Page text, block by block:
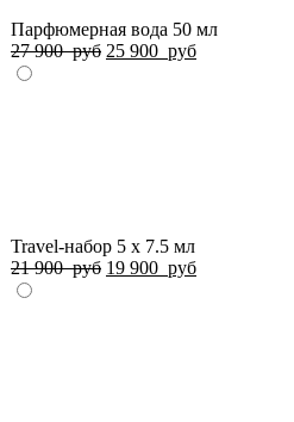
Парфюмерная вода 50 мл
27 900руб 25 900 руб
Travel-набор 5 x 7.5 мл
21 900руб 19 900 руб